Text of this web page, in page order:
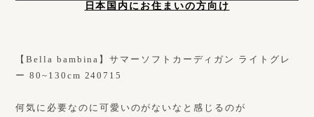
日本国内にお住まいの方向け
【Bella bambina】サマーソフトカーディガン ライトグレ
ー 80~130cm 240715
何気に必要なのに可愛いのがないなと感じるのが